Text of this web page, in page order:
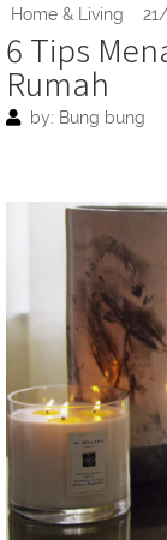
Home & Living
6 Tips
Rumah
by: Bung bung